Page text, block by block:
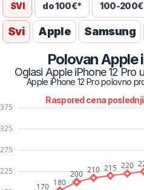
SVI do 100€* 100-
Svi Apple Samsung
PolovanApple
Oglasi Apple iPhone 12 Pro
Apple iPhone 12 Propolovno
Raspored cena